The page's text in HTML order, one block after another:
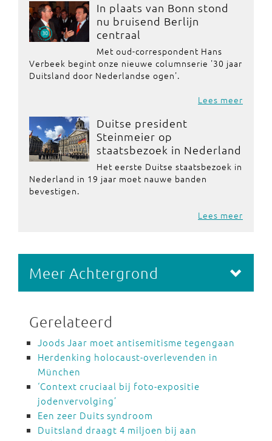
In plaats van Bonn stond
nu bruisend Berlijn
centraal
Met oud-correspondent Hans
Verbeek begint onze nieuwe columnserie '30 jaar
Duitsland door Nederlandse ogen'.
Lees meer
Duitse president
Steinmeier op
staatsbezoek in Nederland
Het eerste Duitse staatsbezoek in
Nederland in 19 jaar moet nauwe banden
bevestigen.
Lees meer
Meer Achtergrond
Gerelateerd
Joods Jaar moet antisemitisme tegengaan
Herdenking holocaust-overlevenden in
München
‘Context cruciaal bij foto-expositie
jodenvervolging’
Een zeer Duits syndroom
Duitsland draagt 4 miljoen bij aan